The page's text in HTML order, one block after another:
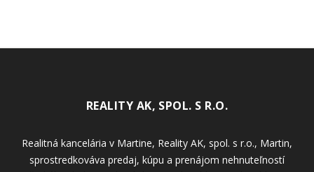
REALITY AK, SPOL. S R.O.
Realitná kancelária v Martine, Reality AK, spol. s r.o., Martin,
sprostredkováva predaj, kúpu a prenájom nehnuteľností